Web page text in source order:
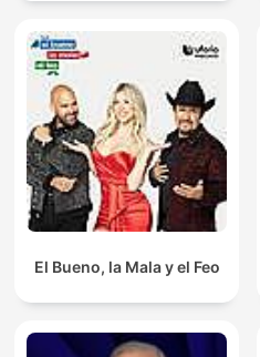
El Bueno, la Mala y el Feo